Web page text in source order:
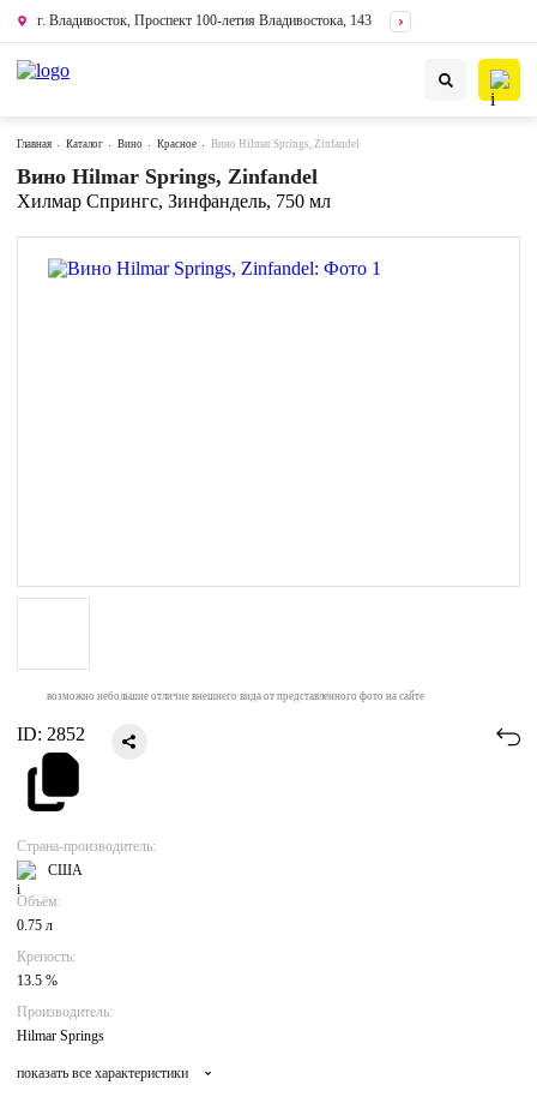
г. Владивосток, Проспект 100-летия Владивостока, 143
Главная Каталог Вино Красное Вино Hilmar Springs, Zinfandel
Вино Hilmar Springs, Zinfandel
Хилмар Спрингс, Зинфандель, 750 мл
возможно небольшие отличие внешнего вида от представленного фото на сайте
ID: 2852
Страна-производитель:
США
Объём:
0.75 л
Крепость:
13.5 %
Производитель:
Hilmar Springs
показать все характеристики